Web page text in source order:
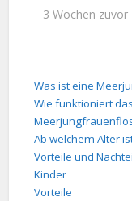
3 Wochen zuvor
Was ist eine
Wie funktioniert
Ab welchem Alter
Vorteile und
Kinder
Vorteile